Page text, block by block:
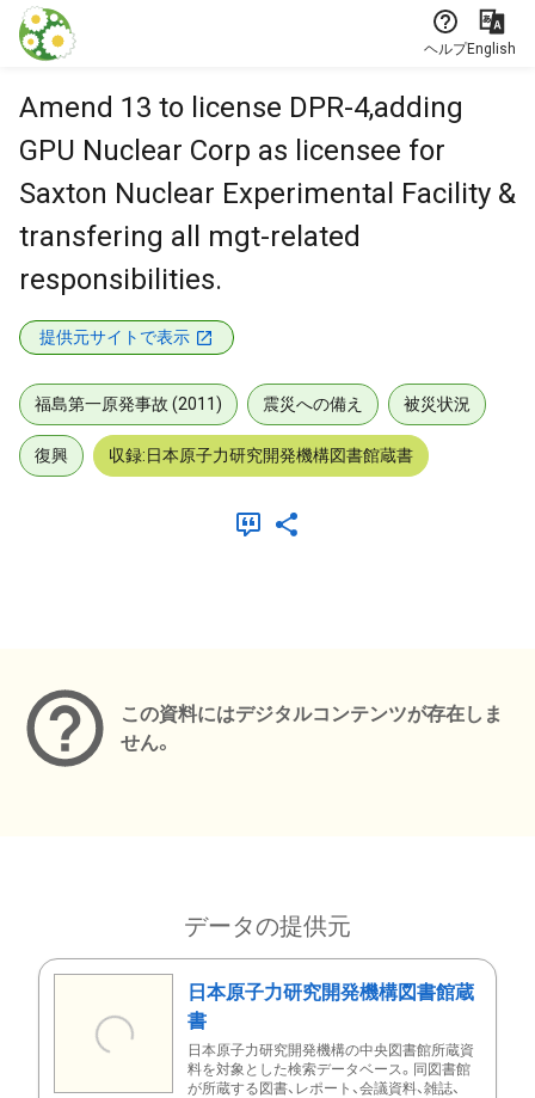
本文に飛ぶ
ヘルプEnglish
Amend 13 to license DPR-4,adding
GPU Nuclear Corp as licensee for
Saxton Nuclear Experimental Facility &
transfering all mgt-related
responsibilities.
提供元サイトで表示
福島第一原発事故 (2011) 震災への備え 被災状況
復興 収録:日本原子力研究開発機構図書館蔵書
この資料にはデジタルコンテンツが存在しま
せん。
データの提供元
日本原子力研究開発機構図書館蔵
書
日本原子力研究開発機構の中央図書館所蔵資
料を対象とした検索データベース。同図書館
が所蔵する図書、レポート、会議資料、雑誌、